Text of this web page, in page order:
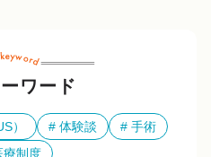
ワード
） 体験談
手術
療制度